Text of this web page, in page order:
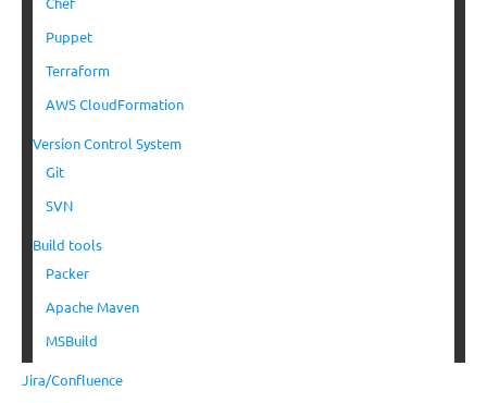
Puppet
Terraform
AWS CloudFormation
Version Control System
Git
SVN
Build tools
Packer
Apache Maven
MSBuild
Jira/Confluence